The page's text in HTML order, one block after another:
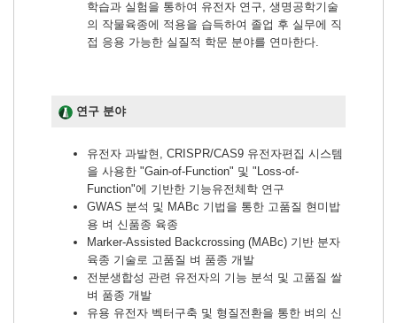
학습과 실험을 통하여 유전자 연구, 생명공학기술
의 작물육종에 적용을 습득하여 졸업 후 실무에 직
접 응용 가능한 실질적 학문 분야를 연마한다.
연구 분야
유전자 과발현, CRISPR/CAS9 유전자편집 시스템
을 사용한 "Gain-of-Function" 및 "Loss-of-
Function"에 기반한 기능유전체학 연구
GWAS 분석 및 MABc 기법을 통한 고품질 현미밥
용 벼 신품종 육종
Marker-Assisted Backcrossing (MABc) 기반 분자
육종 기술로 고품질 벼 품종 개발
전분생합성 관련 유전자의 기능 분석 및 고품질 쌀
벼 품종 개발
유용 유전자 벡터구축 및 형질전환을 통한 벼의 신